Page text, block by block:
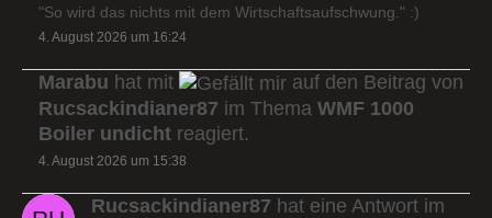
"So wird das nichts mit dem Wirtschaftsaufschwung." :)
4. August 2026 um 16:24
Marabu hat mit
auf den Beitrag von
Rucsackindianer87 im Thema WMF 1000
Boiler undicht reagiert.
4. August 2026 um 15:38
Rucsackindianer87 hat eine Antwort im